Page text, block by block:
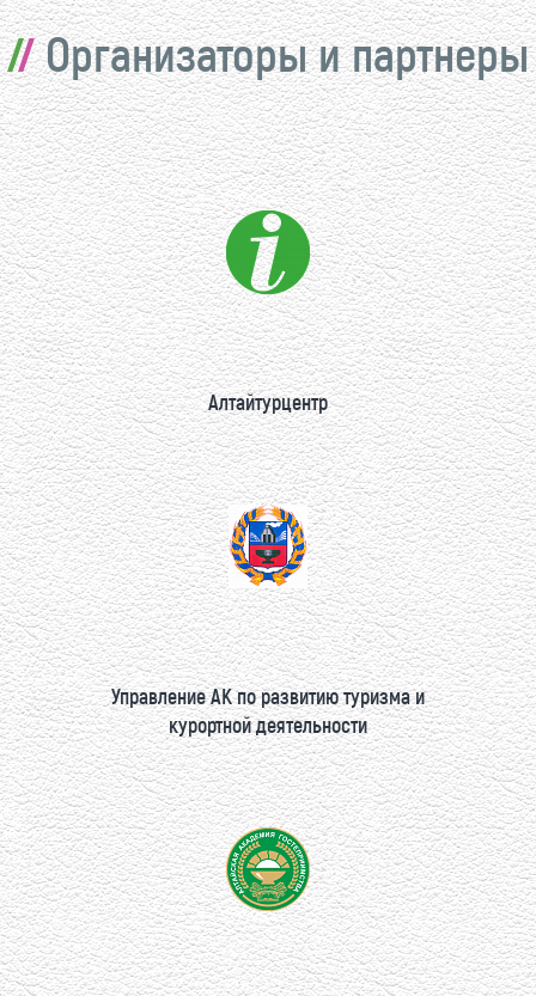
Организаторы и партнеры
Алтайтурцентр
Управление АК по развитию туризма и
курортной деятельности